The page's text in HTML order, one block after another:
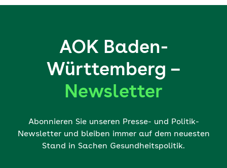
AOK Baden-
Württemberg –
Newsletter
Abonnieren Sie unseren Presse- und Politik-
Newsletter und bleiben immer auf dem neuesten
Stand in Sachen Gesundheitspolitik.